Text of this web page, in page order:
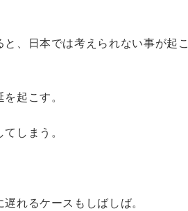
、日本では考えられない事が起こ
起こす。
しまう。
れるケースもしばしば。